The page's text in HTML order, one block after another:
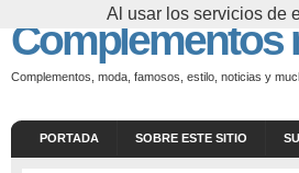
Complementos
Complementos, moda, famosos, estilo, noticias y
PORTADA SOBRE ESTE SITIO
Al usar los servicios de